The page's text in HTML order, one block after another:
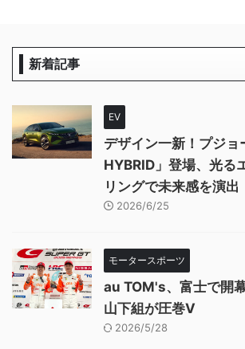
新着記事
EV
デザイン一新！プジ
HYBRID」登場、光る
リングで未来感を演出
2026/6/25
モータースポーツ
au TOM's、富士で開
山下組が圧巻V
2026/5/28